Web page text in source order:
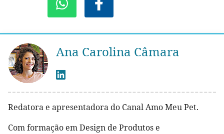
Ana Carolina Câmara
Redatora e apresentadora do Canal Amo Meu Pet.
Com formação em Design de Produtos e